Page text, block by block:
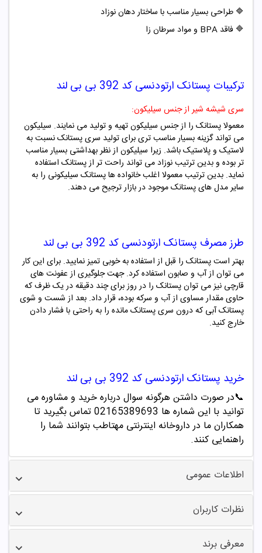
🔷 طراحی بسیار مناسب با ساختار دهان نوزاد
🔷 فاقد BPA و مواد سرطان زا
ترکیبات پستانک ارتودنسی کد 392 بی بی لند
سری شیشه شیر از جنس سیلیکون:
معمولا پستانک را از جنس سیلیکون تهیه و تولید می نمایند. سیلیکون
می تواند گزینه بسیار مناسب تری برای تولید سری پستانک نسبت به
لاستیک و پلاستیک باشد. زیرا سیلیکون از نظر بهداشتی بسیار مناسب
تر بوده و بدین ترتیب نوزاد می تواند راحت تر از پستانک استفاده
نماید. بدین ترتیب معمولا اغلب خانواده ها پستانک سیلیکونی را به
سایر مدل های پستانک موجود در بازار ترجیح می دهند.
طرز مصرف پستانک ارتودنسی کد 392 بی بی لند
بهتر است پستانک را قبل از استفاده به خوبی تمیز نمایید. برای این کار
می توان از آب و صابون استفاده کرد. جهت جلوگیری از عفونت های
قارچی نیز می توان پستانک را در روز برای چند دقیقه در یک ظرف که
حاوی مقدار مساوی از آب و سرکه بوده، قرار داد. بعد از شست و شوی
پستانک آبی که درون سری پستانک مانده را به راحتی با فشار دادن
خارج کنید.
خرید پستانک ارتودنسی کد 392 بی بی لند
📞در صورت داشتن هرگونه سوال درباره خرید و مشاوره می
توانید با این شماره ها 02165389693
تماس بگیرید تا
همکاران ما در داروخانه اینترنتی مهتاطب بتوانند شما را
راهنمایی کنند.
اطلاعات عمومی
نظرات کاربران
معرفی برند